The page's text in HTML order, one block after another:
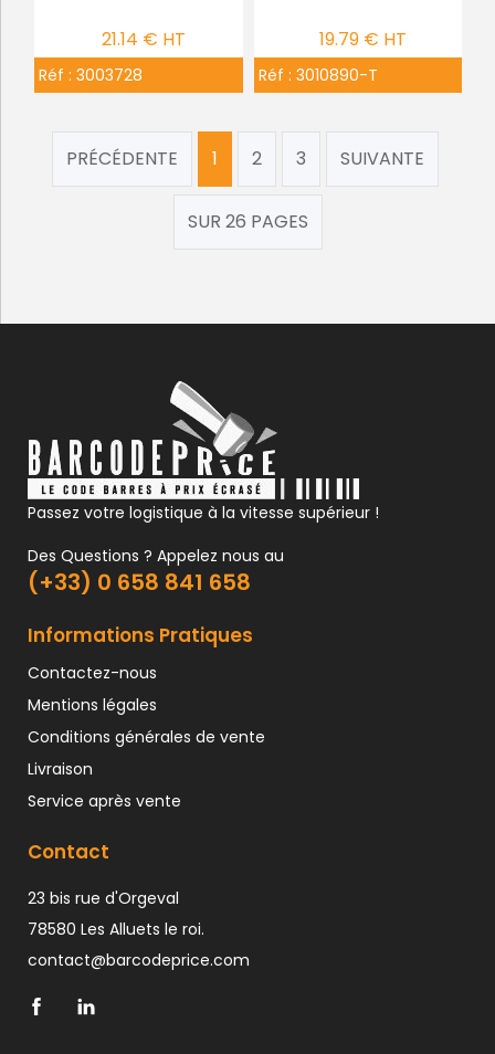
21.14 € HT
Réf : 3003728
19.79 € HT
Réf : 3010890-T
PRÉCÉDENTE 1 2 3 SUIVANTE
SUR 26 PAGES
Passez votre logistique à la vitesse supérieur !
Des Questions ? Appelez nous au
(+33) 0 658 841 658
Informations Pratiques
Contactez-nous
Mentions légales
Conditions générales de vente
Livraison
Service après vente
Contact
23 bis rue d'Orgeval
78580 Les Alluets le roi.
contact@barcodeprice.com